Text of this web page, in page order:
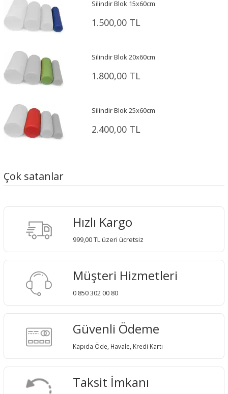
Silindir Blok 15x60cm
1.500,00 TL
Silindir Blok 20x60cm
1.800,00 TL
Silindir Blok 25x60cm
2.400,00 TL
Çok satanlar
Hızlı Kargo
999,00 TL üzeri ücretsiz
Müşteri Hizmetleri
0 850 302 00 80
Güvenli Ödeme
Kapıda Öde, Havale, Kredi Kartı
Taksit İmkanı